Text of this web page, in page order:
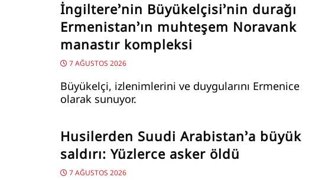
İngiltere’nin Büyükelçisi’nin durağı
Ermenistan’ın muhteşem Noravank
manastır kompleksi
7 AĞUSTOS 2026
Büyükelçi, izlenimlerini ve duygularını Ermenice
olarak sunuyor.
Husilerden Suudi Arabistan’a büyük
saldırı: Yüzlerce asker öldü
7 AĞUSTOS 2026